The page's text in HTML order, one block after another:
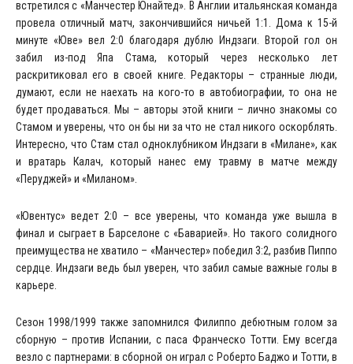
встретился с «Манчестер Юнайтед». В Англии итальянская команда
провела отличный матч, закончившийся ничьей 1:1. Дома к 15-й
минуте «Юве» вел 2:0 благодаря дублю Индзаги. Второй гол он
забил из-под Япа Стама, который через несколько лет
раскритиковал его в своей книге. Редакторы ­– странные люди,
думают, если не наехать на кого-то в автобиографии, то она не
будет продаваться. Мы – авторы этой книги – лично знакомы со
Стамом и уверены, что он бы ни за что не стал никого оскорблять.
Интересно, что Стам стал одноклубником Индзаги в «Милане», как
и вратарь Калач, который нанес ему травму в матче между
«Перуджей» и «Миланом».
«Ювентус» ведет 2:0 – все уверены, что команда уже вышла в
финал и сыграет в Барселоне с «Баварией». Но такого солидного
преимущества не хватило – «Манчестер» победил 3:2, разбив Пиппо
сердце. Индзаги ведь был уверен, что забил самые важные голы в
карьере.
Сезон 1998/1999 также запомнился Филиппо дебютным голом за
сборную – против Испании, с паса Франческо Тотти. Ему всегда
везло с партнерами: в сборной он играл с Роберто Баджо и Тотти, в